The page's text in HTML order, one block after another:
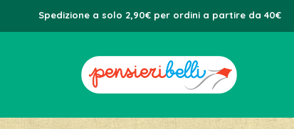
Spedizione a solo 2,90€ per ordini a partire da 40€